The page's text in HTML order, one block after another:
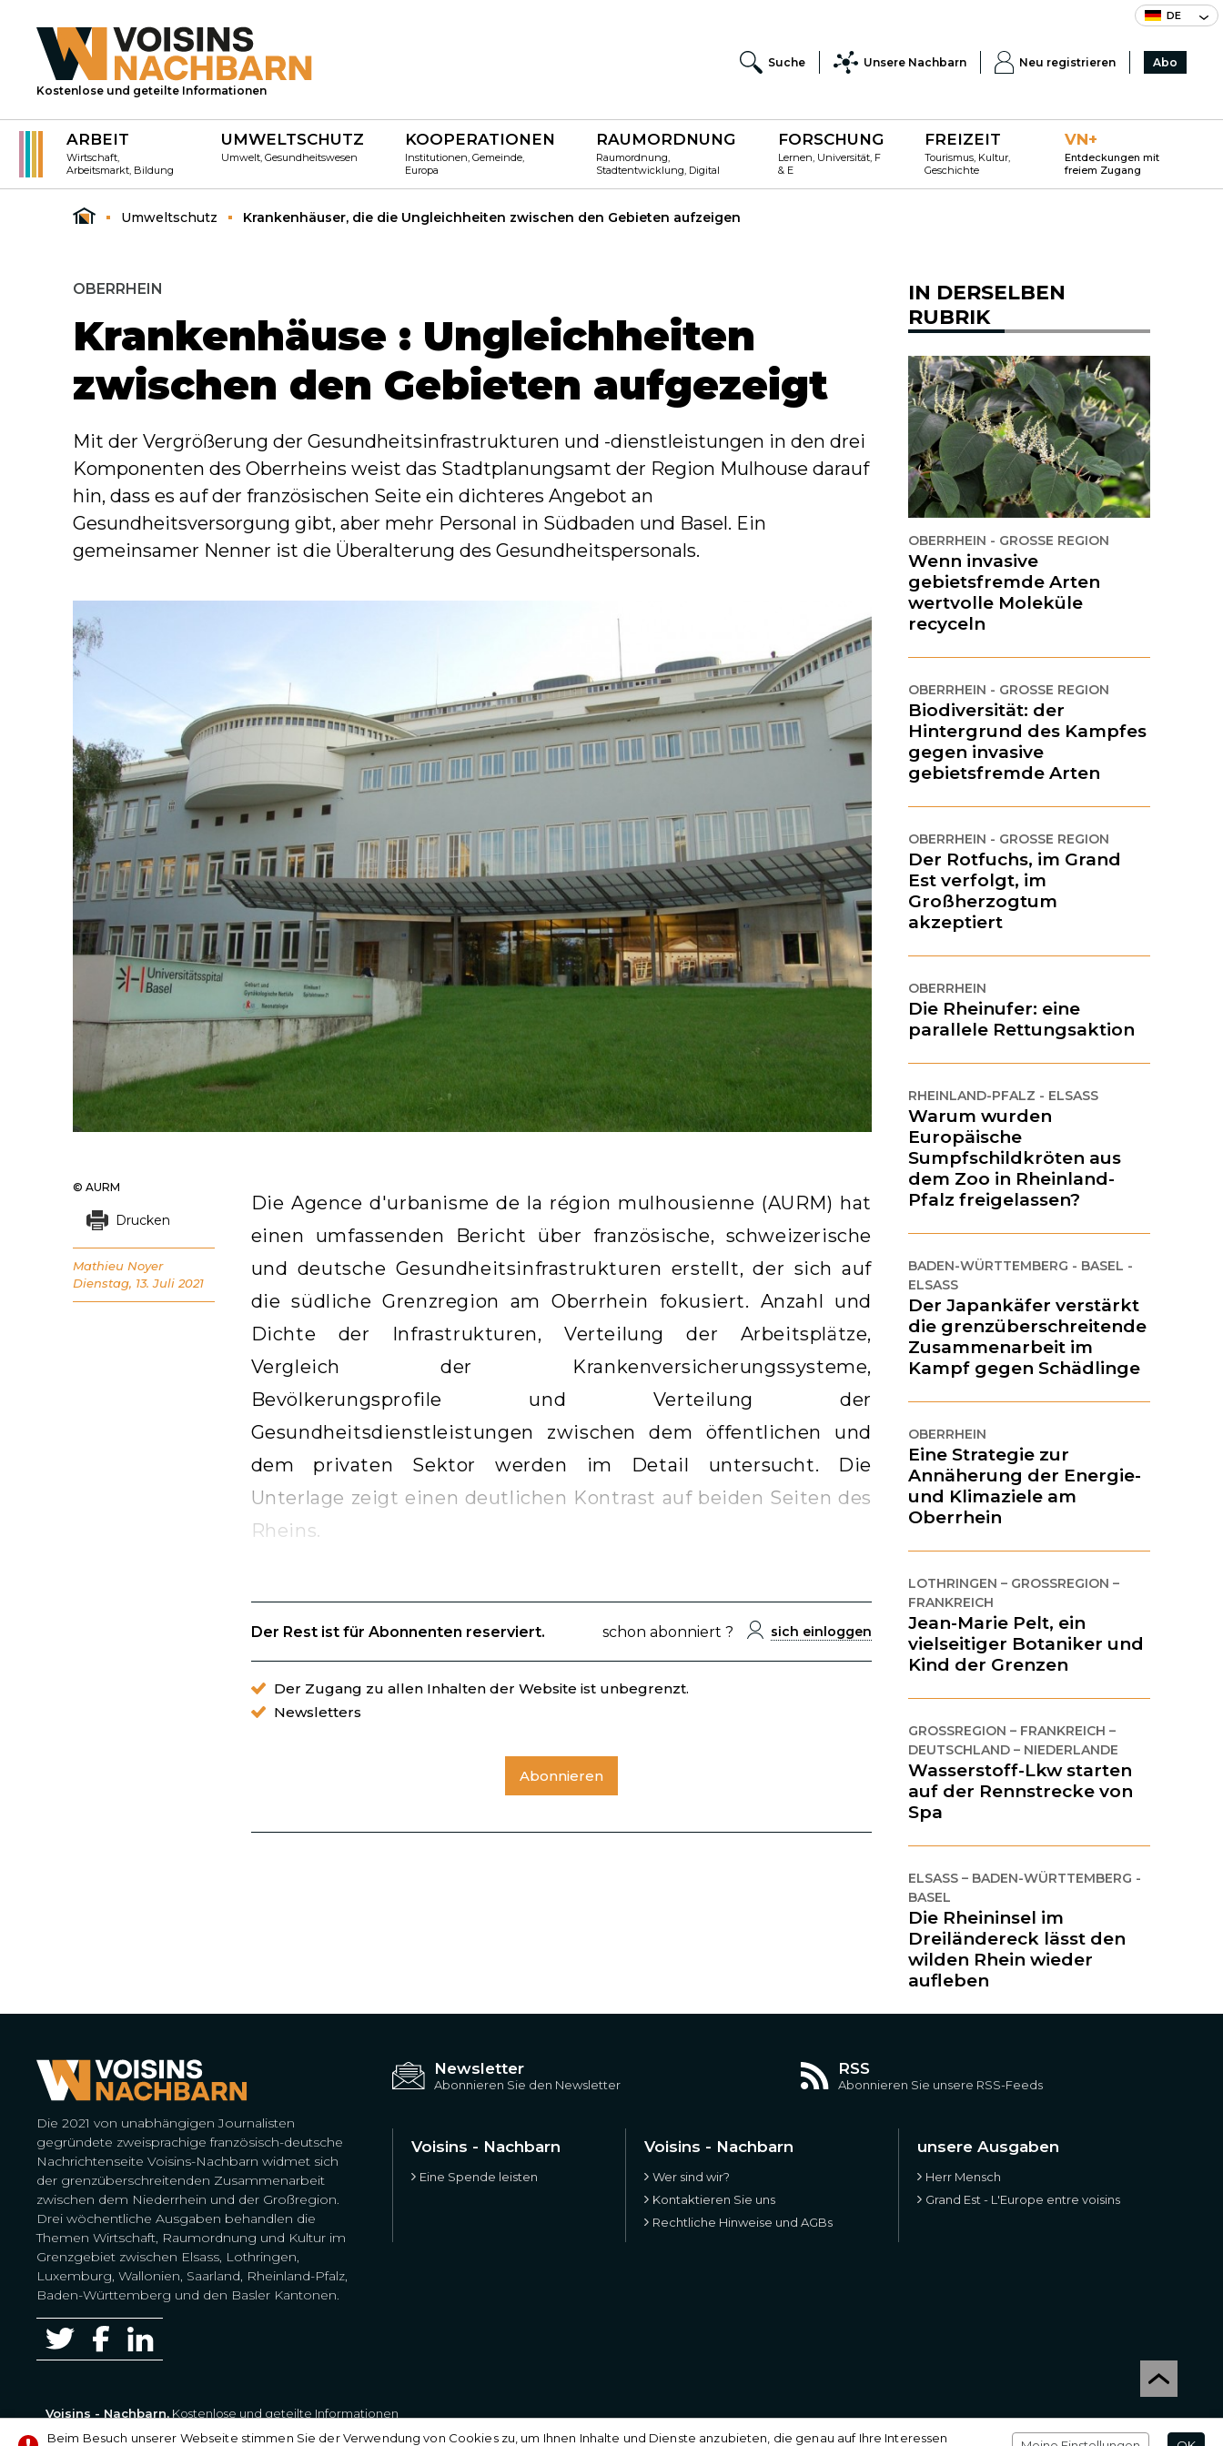
DE
Kostenlose und geteilte Informationen
Suche Unsere Nachbarn Neu registrieren Abo
ARBEIT
Wirtschaft,
Arbeitsmarkt, Bildung
UMWELTSCHUTZ
Umwelt, Gesundheitswesen
KOOPERATIONEN
Institutionen, Gemeinde,
Europa
RAUMORDNUNG
Raumordnung,
Stadtentwicklung, Digital
FORSCHUNG
Lernen, Universität, F
& E
FREIZEIT
Tourismus, Kultur,
Geschichte
VN+
Entdeckungen mit
freiem Zugang
Umweltschutz Krankenhäuser, die die Ungleichheiten zwischen den Gebieten aufzeigen
OBERRHEIN
Krankenhäuse : Ungleichheiten
zwischen den Gebieten aufgezeigt
Mit der Vergrößerung der Gesundheitsinfrastrukturen und -dienstleistungen in den drei
Komponenten des Oberrheins weist das Stadtplanungsamt der Region Mulhouse darauf
hin, dass es auf der französischen Seite ein dichteres Angebot an
Gesundheitsversorgung gibt, aber mehr Personal in Südbaden und Basel. Ein
gemeinsamer Nenner ist die Überalterung des Gesundheitspersonals.
Die Agence d'urbanisme de la région mulhousienne (AURM) hat
einen umfassenden Bericht über französische, schweizerische
und deutsche Gesundheitsinfrastrukturen erstellt, der sich auf
die südliche Grenzregion am Oberrhein fokusiert. Anzahl und
Dichte der Infrastrukturen, Verteilung der Arbeitsplätze,
Vergleich der Krankenversicherungssysteme,
Bevölkerungsprofile und Verteilung der
Gesundheitsdienstleistungen zwischen dem öffentlichen und
dem privaten Sektor werden im Detail untersucht. Die
Unterlage zeigt einen deutlichen Kontrast auf beiden Seiten des
Rheins.
Der Rest ist für Abonnenten reserviert. schon abonniert ? sich einloggen
Der Zugang zu allen Inhalten der Website ist unbegrenzt.
Newsletters
Abonnieren
© AURM
Drucken
Mathieu Noyer
Dienstag, 13. Juli 2021
IN DERSELBEN
RUBRIK
OBERRHEIN - GROSSE REGION
Wenn invasive
gebietsfremde Arten
wertvolle Moleküle
recyceln
OBERRHEIN - GROSSE REGION
Biodiversität: der
Hintergrund des Kampfes
gegen invasive
gebietsfremde Arten
OBERRHEIN - GROSSE REGION
Der Rotfuchs, im Grand
Est verfolgt, im
Großherzogtum
akzeptiert
OBERRHEIN
Die Rheinufer: eine
parallele Rettungsaktion
RHEINLAND-PFALZ - ELSASS
Warum wurden
Europäische
Sumpfschildkröten aus
dem Zoo in Rheinland-
Pfalz freigelassen?
BADEN-WÜRTTEMBERG - BASEL -
ELSASS
Der Japankäfer verstärkt
die grenzüberschreitende
Zusammenarbeit im
Kampf gegen Schädlinge
OBERRHEIN
Eine Strategie zur
Annäherung der Energie-
und Klimaziele am
Oberrhein
LOTHRINGEN – GROSSREGION – F
RANKREICH
Jean-Marie Pelt, ein
vielseitiger Botaniker und
Kind der Grenzen
GROSSREGION – FRANKREICH – D
EUTSCHLAND – NIEDERLANDE
Wasserstoff-Lkw starten
auf der Rennstrecke von
Spa
ELSASS – BADEN-WÜRTTEMBERG -
BASEL
Die Rheininsel im
Dreiländereck lässt den
wilden Rhein wieder
aufleben
Die 2021 von unabhängigen Journalisten
gegründete zweisprachige französisch-deutsche
Nachrichtenseite Voisins-Nachbarn widmet sich
der grenzüberschreitenden Zusammenarbeit
zwischen dem Niederrhein und der Großregion.
Drei wöchentliche Ausgaben behandlen die
Themen Wirtschaft, Raumordnung und Kultur im
Grenzgebiet zwischen Elsass, Lothringen,
Luxemburg, Wallonien, Saarland, Rheinland-Pfalz,
Baden-Württemberg und den Basler Kantonen.
Newsletter
Abonnieren Sie den Newsletter
RSS
Abonnieren Sie unsere RSS-Feeds
Voisins - Nachbarn
Eine Spende leisten
Voisins - Nachbarn
Wer sind wir?
Kontaktieren Sie uns
Rechtliche Hinweise und AGBs
unsere Ausgaben
Herr Mensch
Grand Est - L'Europe entre voisins
Voisins - Nachbarn, Kostenlose und geteilte Informationen
Beim Besuch unserer Webseite stimmen Sie der Verwendung von Cookies zu, um Ihnen Inhalte und Dienste anzubieten, die genau auf Ihre Interessen